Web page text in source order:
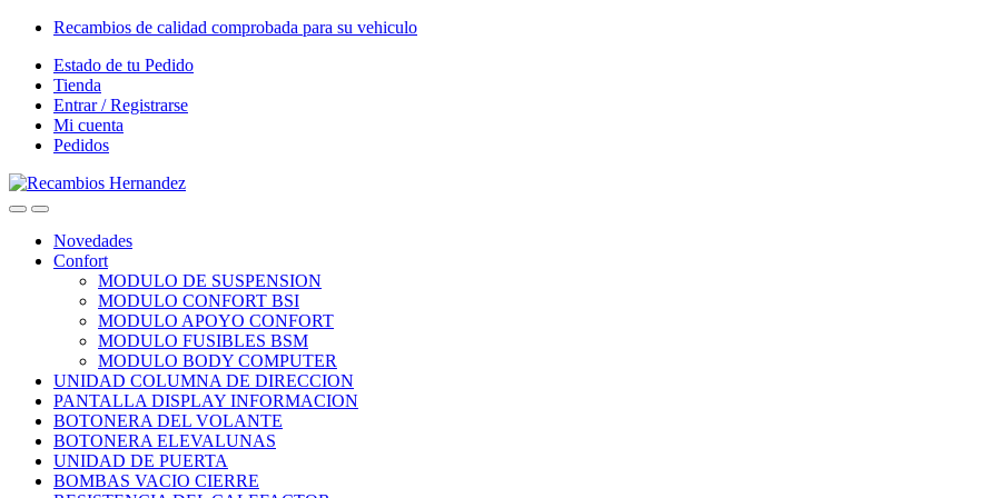
Skip
navigation
Skip
content
Recambios de calidad comprobada para su vehiculo
Estado de tu Pedido
Tienda
Entrar / Registrarse
Mi cuenta
Pedidos
OpenClose
Novedades
Confort
MODULO DE SUSPENSION
MODULO CONFORT BSI
MODULO APOYO CONFORT
MODULO FUSIBLES BSM
MODULO BODY COMPUTER
UNIDAD COLUMNA DE DIRECCION
PANTALLA DISPLAY INFORMACION
BOTONERA DEL VOLANTE
BOTONERA ELEVALUNAS
UNIDAD DE PUERTA
BOMBAS VACIO CIERRE